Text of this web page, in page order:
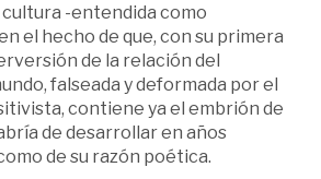
-entendida como
el hecho de que, con su primera
de la relación del
falseada y deformada por el
contiene ya el embrión de
de desarrollar en años
de su razón poética.